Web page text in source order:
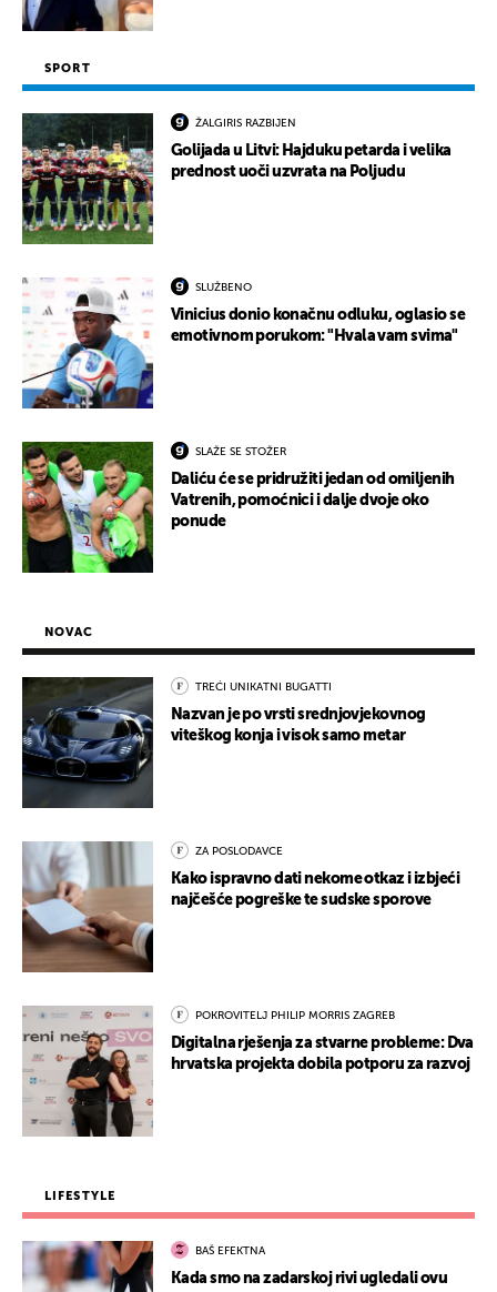
SPORT
ŽALGIRIS RAZBIJEN
Golijada u Litvi: Hajduku petarda i velika
prednost uoči uzvrata na Poljudu
SLUŽBENO
Vinicius donio konačnu odluku, oglasio se
emotivnom porukom: "Hvala vam svima"
SLAŽE SE STOŽER
Daliću će se pridružiti jedan od omiljenih
Vatrenih, pomoćnici i dalje dvoje oko
ponude
NOVAC
TREĆI UNIKATNI BUGATTI
Nazvan je po vrsti srednjovjekovnog
viteškog konja i visok samo metar
ZA POSLODAVCE
Kako ispravno dati nekome otkaz i izbjeći
najčešće pogreške te sudske sporove
POKROVITELJ PHILIP MORRIS ZAGREB
Digitalna rješenja za stvarne probleme: Dva
hrvatska projekta dobila potporu za razvoj
LIFESTYLE
BAŠ EFEKTNA
Kada smo na zadarskoj rivi ugledali ovu